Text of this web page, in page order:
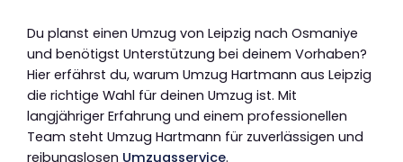
Du planst einen Umzug von Leipzig nach Osmaniye
und benötigst Unterstützung bei deinem Vorhaben?
Hier erfährst du, warum Umzug Hartmann aus Leipzig
die richtige Wahl für deinen Umzug ist. Mit
langjähriger Erfahrung und einem professionellen
Team steht Umzug Hartmann für zuverlässigen und
reibungslosen Umzugsservice.